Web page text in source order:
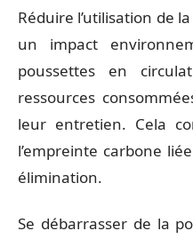
Réduire l’utilisation de
un impact
poussettes en
ressources
leur entretien. Cela
l’empreinte carbone
élimination.
Se débarrasser de la